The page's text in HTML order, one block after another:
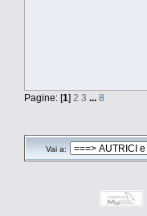
Pagine: [1] 2 3 ... 8
Vai a: